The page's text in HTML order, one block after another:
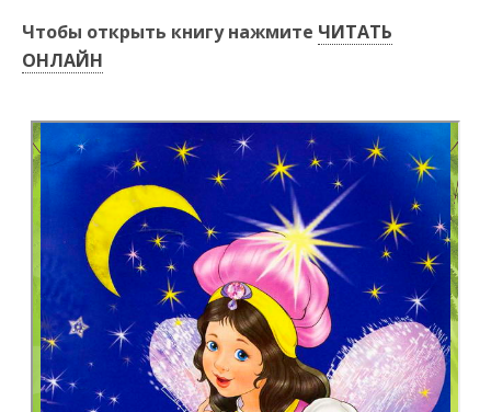
Чтобы открыть книгу нажмите ЧИТАТЬ
ОНЛАЙН